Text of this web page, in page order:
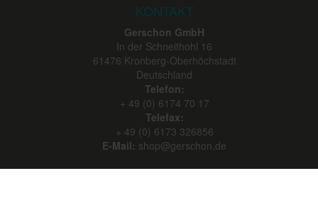
KONTAKT
Gerschon GmbH
In der Schneithohl 16
61476 Kronberg-Oberhöchstadt
Deutschland
Telefon:
+ 49 (0) 6174 70 17
Telefax:
+ 49 (0) 6173 326856
E-Mail: shop@gerschon.de